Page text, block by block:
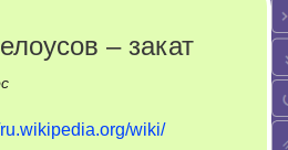
– закат
wiki/